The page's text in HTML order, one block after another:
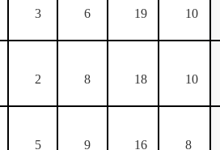
3 6 19 10
2 8 18 10
5 9 16 8